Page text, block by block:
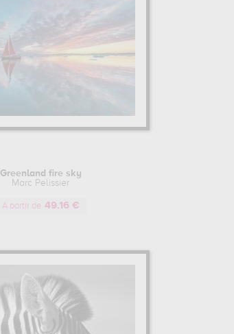
Greenland fire sky
Marc Pelissier
A partir de 49.16 €